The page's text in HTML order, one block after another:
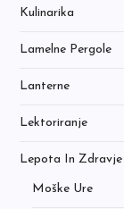
Kulinarika
Lamelne Pergole
Lanterne
Lektoriranje
Lepota In Zdravje
Moške Ure